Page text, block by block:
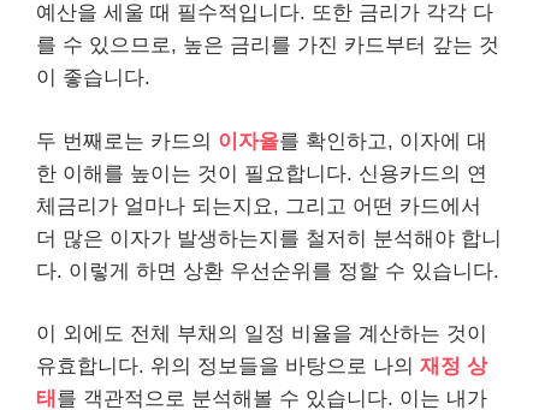
예산을 세울 때 필수적입니다. 또한 금리가 각각 다
를 수 있으므로, 높은 금리를 가진 카드부터 갚는 것
이 좋습니다.
두 번째로는 카드의 이자율를 확인하고, 이자에 대
한 이해를 높이는 것이 필요합니다. 신용카드의 연
체금리가 얼마나 되는지요, 그리고 어떤 카드에서
더 많은 이자가 발생하는지를 철저히 분석해야 합니
다. 이렇게 하면 상환 우선순위를 정할 수 있습니다.
이 외에도 전체 부채의 일정 비율을 계산하는 것이
유효합니다. 위의 정보들을 바탕으로 나의 재정 상
태 를 객관적으로 분석해볼 수 있습니다. 이는 내가